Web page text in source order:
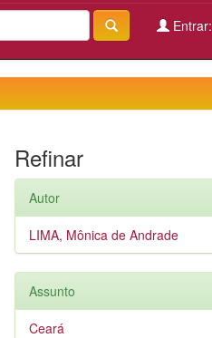
Entrar:
Refinar
Autor
LIMA, Mônica de Andrade
Assunto
Ceará